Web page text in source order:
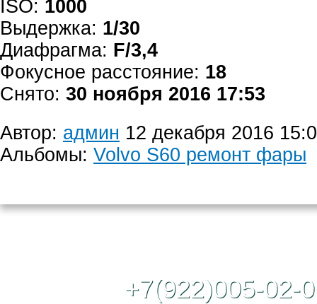
ISO: 1000
Выдержка: 1/30
Диафрагма: F/3,4
Фокусное расстояние: 18
Снято: 30 ноября 2016 17:53
Автор: админ 12 декабря 2016
Альбомы: Volvo S60 ремонт фары
+7(922)005-02-